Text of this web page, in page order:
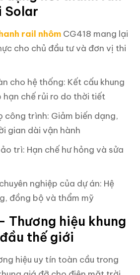
Solar
rail nhôm CG418 mang lại
cho chủ đầu tư và đơn vị thi
cho hệ thống: Kết cấu khung
hạn chế rủi ro do thời tiết
công trình: Giảm biến dạng,
gian dài vận hành
trì: Hạn chế hư hỏng và sửa
nghiệp của dự án: Hệ
đồng bộ và thẩm mỹ
Thương hiệu khung
thế giới
hiệu uy tín toàn cầu trong